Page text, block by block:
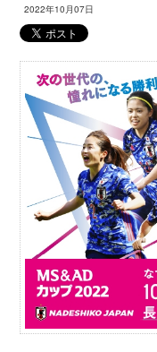
2022年10月07日